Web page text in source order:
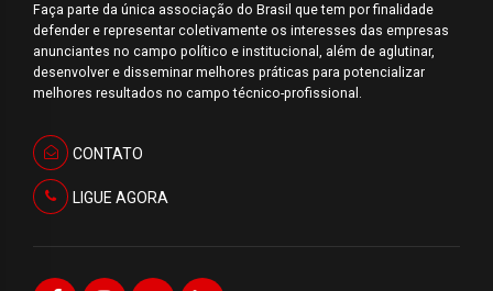
Faça parte da única associação do Brasil que tem por finalidade
defender e representar coletivamente os interesses das empresas
anunciantes no campo político e institucional, além de aglutinar,
desenvolver e disseminar melhores práticas para potencializar
melhores resultados no campo técnico-profissional.
CONTATO
LIGUE AGORA